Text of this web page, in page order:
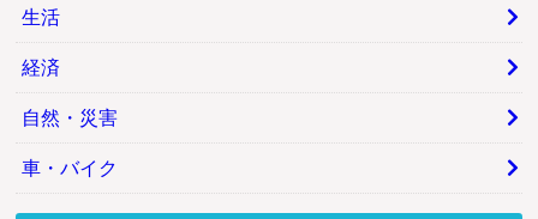
生活
経済
自然・災害
車・バイク